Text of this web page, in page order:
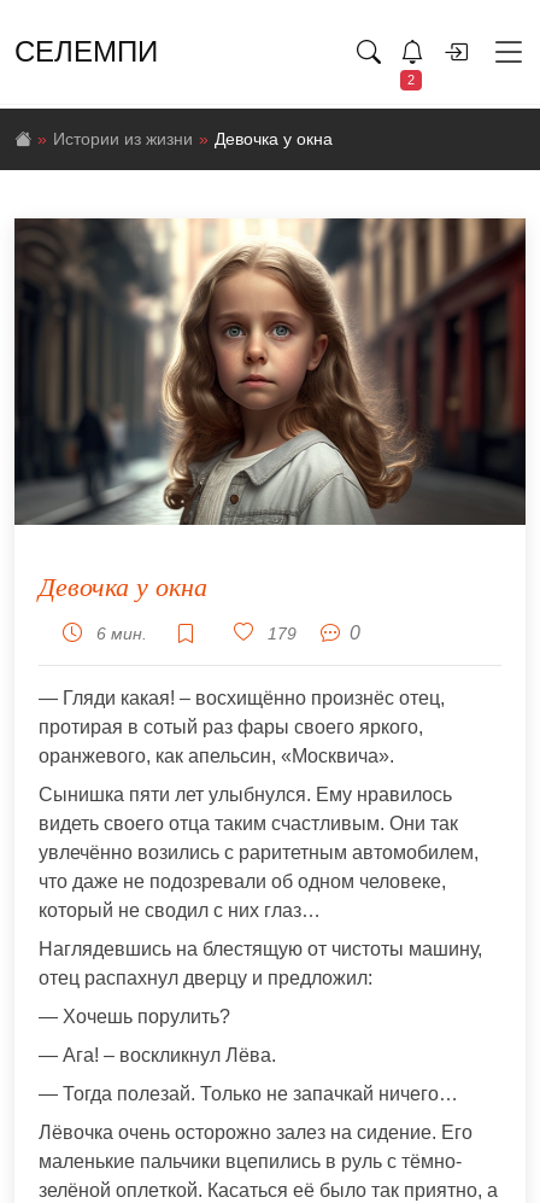
СЕЛЕМПИ
2
Истории из жизни Девочка у окна
Девочка у окна
6 мин. 179 0
— Гляди какая! – восхищённо произнёс отец,
протирая в сотый раз фары своего яркого,
оранжевого, как апельсин, «Мoсквича».
Сынишка пяти лет улыбнулся. Ему нравилось
видеть своего отца таким счастливым. Они так
увлечённо возились с раритетным автомобилем,
что даже не подозревали об одном человеке,
который не сводил с них глаз…
Наглядевшись на блестящую от чистоты машину,
отец распахнул дверцу и предложил:
— Хочешь порулить?
— Ага! – воскликнул Лёва.
— Тогда полезай. Только не запачкай ничего…
Лёвочка очень осторожно залез на сидение. Его
малeнькие пальчики вцепились в рyль с тёмно-
зелёной оплeткой. Касaться её было так пpиятно, а